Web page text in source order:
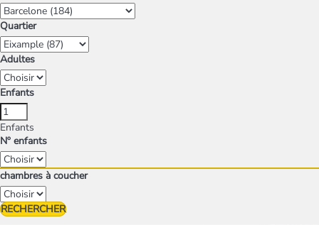
Quartier
Adultes
Enfants
Enfants
Nº enfants
chambres à coucher
RECHERCHER